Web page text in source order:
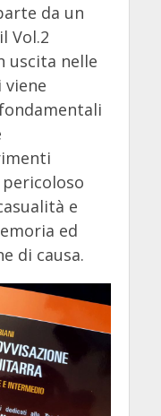
da un
Vol.2
uscita nelle
viene
e
ed
di causa.